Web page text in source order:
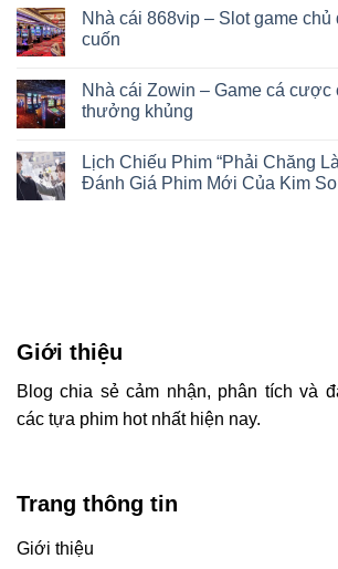
Nhà cái 868vip – Slot game chủ
cuốn
Nhà cái Zowin – Game cá cược
thưởng khủng
Lịch Chiếu Phim “Phải Chăng
Đánh Giá Phim Mới Của Kim
Giới thiệu
Blog chia sẻ cảm nhận, phân tích và
các tựa phim hot nhất hiện nay.
Trang thông tin
Giới thiệu